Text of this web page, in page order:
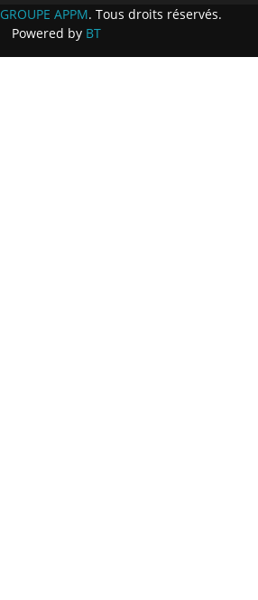
GROUPE APPM. Tous droits réservés.
Powered by BT